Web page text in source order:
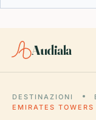
Audiala
DESTINAZIONI
EMIRATES TOWERS